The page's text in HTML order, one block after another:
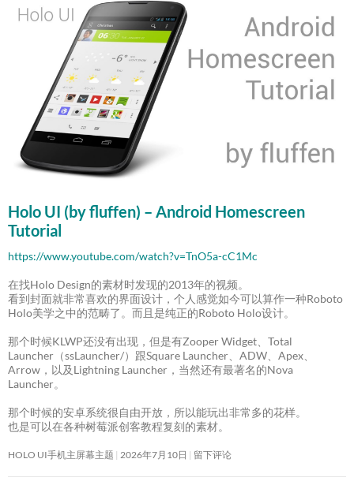
Holo UI (by fluffen) – Android Homescreen
Tutorial
https://www.youtube.com/watch?v=TnO5a-cC1Mc
在找Holo Design的素材时发现的2013年的视频。
看到封面就非常喜欢的界面设计，个人感觉如今可以算作一种Roboto
Holo美学之中的范畴了。而且是纯正的Roboto Holo设计。
那个时候KLWP还没有出现，但是有Zooper Widget、Total
Launcher（ssLauncher/）跟Square Launcher、ADW、Apex、
Arrow，以及Lightning Launcher，当然还有最著名的Nova
Launcher。
那个时候的安卓系统很自由开放，所以能玩出非常多的花样。
也是可以在各种树莓派创客教程复刻的素材。
HOLO UI手机主屏幕主题 2026年7月10日 留下评论